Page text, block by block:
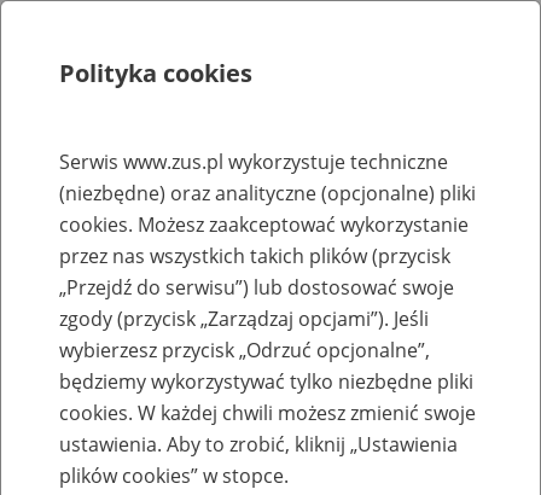
Rejestry, ewidencje i archiwa
Baza zlikwidowanych lub
przekształconych zakładów pracy
Nazwa zakładu pracy:
Polityka cookies
Serwis www.zus.pl wykorzystuje techniczne
(niezbędne) oraz analityczne (opcjonalne) pliki
cookies. Możesz zaakceptować wykorzystanie
przez nas wszystkich takich plików (przycisk
„Przejdź do serwisu”) lub dostosować swoje
zgody (przycisk „Zarządzaj opcjami”). Jeśli
wybierzesz przycisk „Odrzuć opcjonalne”,
będziemy wykorzystywać tylko niezbędne pliki
cookies. W każdej chwili możesz zmienić swoje
ustawienia. Aby to zrobić, kliknij „Ustawienia
plików cookies” w stopce.